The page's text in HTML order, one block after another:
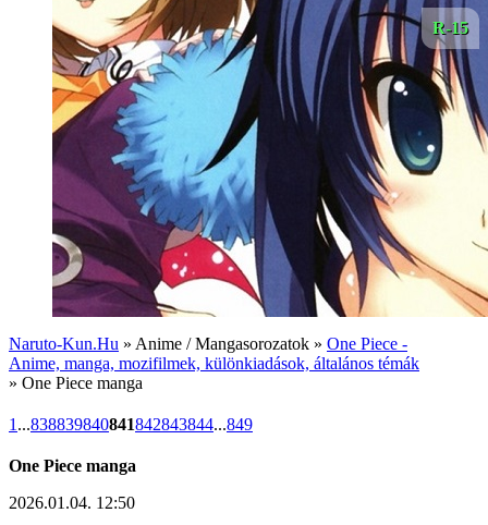
R-15
Naruto-Kun.Hu » Anime / Mangasorozatok » One Piece -
Anime, manga, mozifilmek, különkiadások, általános témák
» One Piece manga
1 ...838839840841842843844...849
One Piece manga
2026.01.04. 12:50